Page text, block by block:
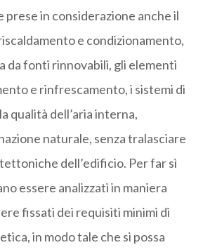
in considerazione anche il
e condizionamento,
da fonti rinnovabili, gli elementi
e rinfrescamento, i sistemi di
qualità dell’aria interna,
naturale, senza tralasciare
dell’edificio. Per far sì
essere analizzati in maniera
fissati dei requisiti minimi di
in modo tale che si possa